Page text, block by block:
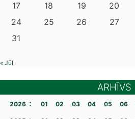
17
18 19 20
24
25 26 27
31
« Jūl
ARHĪVS
2026 : 01 02 03 04 05 06